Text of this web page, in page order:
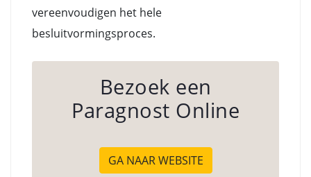
vereenvoudigen het hele
besluitvormingsproces.
Bezoek een
Paragnost Online
GA NAAR WEBSITE